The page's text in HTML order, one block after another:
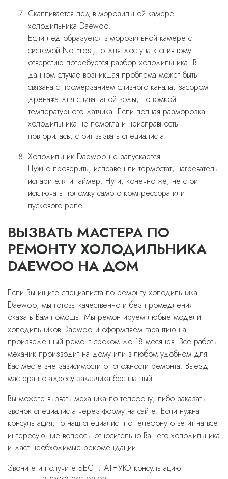
Скапливается лед в морозильной камере
холодильника Daewoo.
Если лед образуется в морозильной камере с
системой No Frost, то для доступа к сливному
отверстию потребуется разбор холодильника. В
данном случае возникшая проблема может быть
связана с промерзанием сливного канала, засором
дренажа для слива талой воды, поломкой
температурного датчика. Если полная разморозка
холодильника не помогла и неисправность
повторилась, стоит вызвать специалиста.
Холодильник Daewoo не запускается.
Нужно проверить, исправен ли термостат, нагреватель
испарителя и таймер. Ну и, конечно же, не стоит
исключать поломку самого компрессора или
пускового реле.
ВЫЗВАТЬ МАСТЕРА ПО
РЕМОНТУ ХОЛОДИЛЬНИКА
DAEWOO НА ДОМ
Если Вы ищите специалиста по ремонту холодильника
Daewoo, мы готовы качественно и без промедления
оказать Вам помощь. Мы ремонтируем любые модели
холодильников Daewoo и оформляем гарантию на
произведенный ремонт сроком до 18 месяцев. Все работы
механик производит на дому или в любом удобном для
Вас месте вне зависимости от сложности ремонта. Выезд
мастера по адресу заказчика бесплатный.
Вы можете вызвать механика по телефону, либо заказать
звонок специалиста через форму на сайте. Если нужна
консультация, то наш специалист по телефону ответит на все
интересующие вопросы относительно Вашего холодильника
и даст необходимые рекомендации.
Звоните и получите БЕСПЛАТНУЮ консультацию